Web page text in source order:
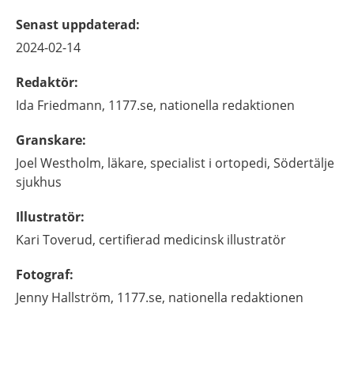
Senast uppdaterad:
2024-02-14
Redaktör:
Ida Friedmann, 1177.se, nationella redaktionen
Granskare:
Joel Westholm, läkare, specialist i ortopedi, Södertälje
sjukhus
Illustratör:
Kari Toverud, certifierad medicinsk illustratör
Fotograf:
Jenny Hallström, 1177.se, nationella redaktionen